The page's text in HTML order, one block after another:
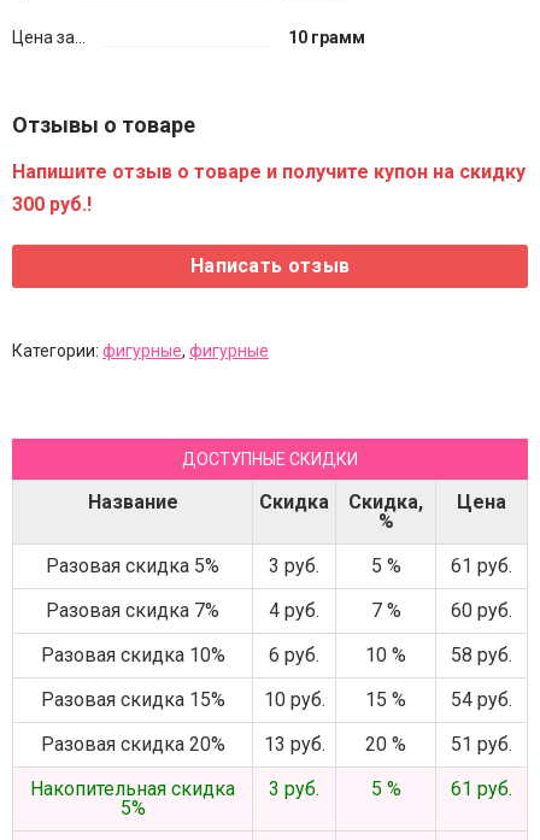
Цена за... 10 грамм
Отзывы о товаре
Напишите отзыв о товаре и получите купон на скидку
300 руб.!
Категории: фигурные, фигурные
ДОСТУПНЫЕ СКИДКИ
Название Скидка
Скидка,
%
Цена
Разовая скидка 5% 3 руб. 5 %
61 руб.
Разовая скидка 7%
4 руб. 7 %
60 руб.
Разовая скидка 10%
6 руб. 10 %
58 руб.
Разовая скидка 15%
10 руб. 15 %
54 руб.
Разовая скидка 20%
13 руб. 20 %
51 руб.
Накопительная скидка
5%
3 руб. 5 % 61 руб.